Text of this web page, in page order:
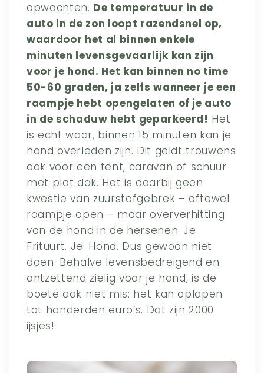
opwachten. De temperatuur in de
auto in de zon loopt razendsnel op,
waardoor het al binnen enkele
minuten levensgevaarlijk kan zijn
voor je hond. Het kan binnen no time
50-60 graden, ja zelfs wanneer je een
raampje hebt opengelaten of je auto
in de schaduw hebt geparkeerd! Het
is echt waar, binnen 15 minuten kan je
hond overleden zijn. Dit geldt trouwens
ook voor een tent, caravan of schuur
met plat dak. Het is daarbij geen
kwestie van zuurstofgebrek – oftewel
raampje open – maar oververhitting
van de hond in de hersenen. Je.
Frituurt. Je. Hond. Dus gewoon niet
doen. Behalve levensbedreigend en
ontzettend zielig voor je hond, is de
boete ook niet mis: het kan oplopen
tot honderden euro’s. Dat zijn 2000
ijsjes!